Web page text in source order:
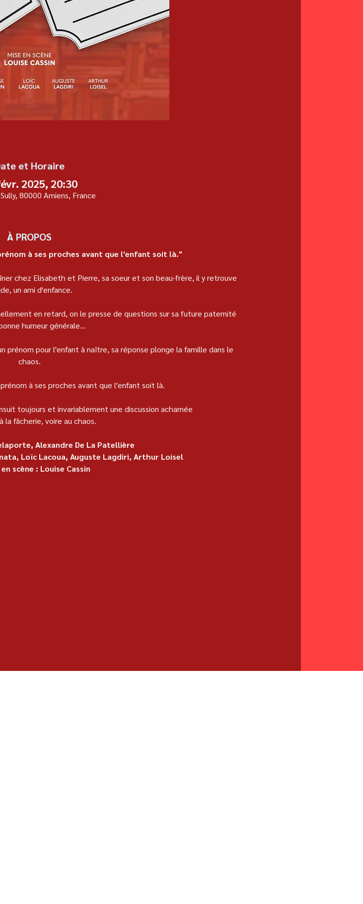
et Horaire
2025, 20:30
80000 Amiens, France
À PROPOS
à ses proches avant que l'enfant soit là."
chez Elisabeth et Pierre, sa soeur et son beau-frère, il y retrouve
un ami d'enfance.
en retard, on le presse de questions sur sa future paternité
humeur générale...
prénom pour l'enfant à naître, sa réponse plonge la famille dans le
chaos.
à ses proches avant que l'enfant soit là.
toujours et invariablement une discussion acharnée
la fâcherie, voire au chaos.
Alexandre De La Patellière
Loïc Lacoua, Auguste Lagdiri, Arthur Loisel
scène : Louise Cassin